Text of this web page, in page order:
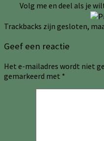
Volg me en deel als je
Trackbacks zijn gesloten,
Geef een reactie
Het e-mailadres wordt niet
gemarkeerd met *